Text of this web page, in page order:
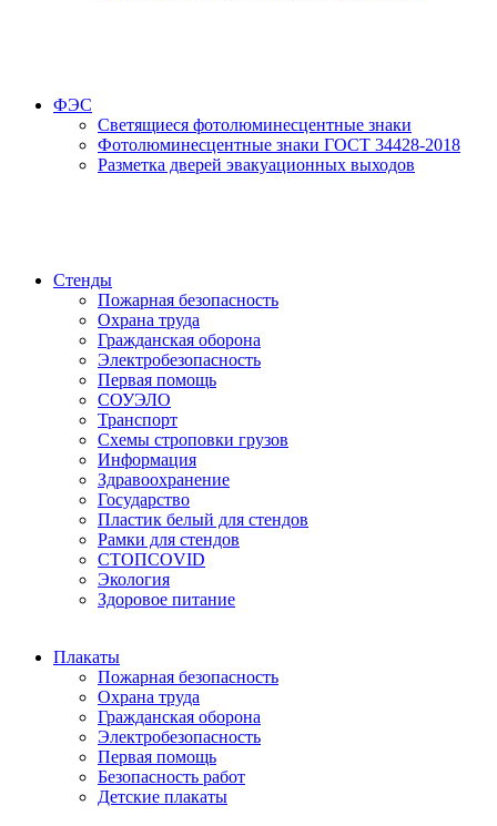
ФЭС
Светящиеся фотолюминесцентные знаки
Фотолюминесцентные знаки ГОСТ 34428-2018
Разметка дверей эвакуационных выходов
Стенды
Пожарная безопасность
Охрана труда
Гражданская оборона
Электробезопасность
Первая помощь
СОУЭЛО
Транспорт
Схемы строповки грузов
Информация
Здравоохранение
Государство
Пластик белый для стендов
Рамки для стендов
СТОПCOVID
Экология
Здоровое питание
Плакаты
Пожарная безопасность
Охрана труда
Гражданская оборона
Электробезопасность
Первая помощь
Безопасность работ
Детские плакаты